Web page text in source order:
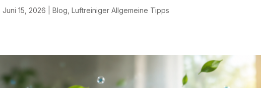
|Juni 15, 2026 |Blog ,Luftreiniger Allgemeine Tipps